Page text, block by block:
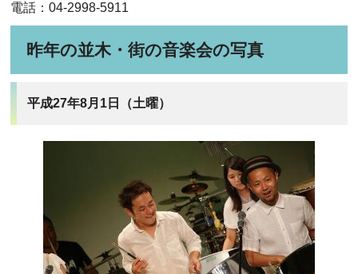
電話：04-2998-5911
昨年の並木・街の音楽会の写真
平成27年8月1日（土曜）